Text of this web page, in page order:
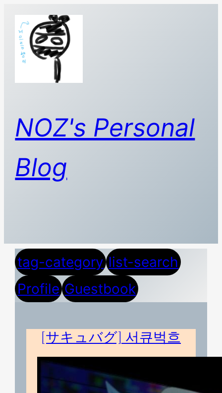
NOZ's Personal
Blog
tag-category list-search
Profile Guestbook
[サキュバグ] 서큐벅흐